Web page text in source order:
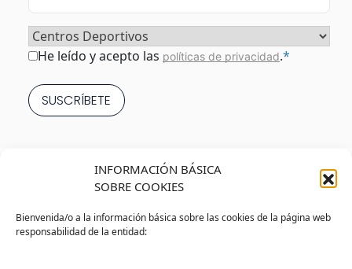
INFORMACIÓN BÁSICA
SOBRE COOKIES
Bienvenida/o a la información básica sobre las cookies de la página web
responsabilidad de la entidad:
Sector*
Consentimiento*
He leído y acepto las políticas de privacidad.*